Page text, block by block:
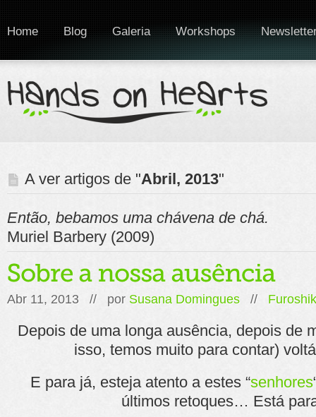
Home Blog Galeria Workshops
A ver artigos de "Abril, 2013"
Então, bebamos uma chávena de chá.
Muriel Barbery (2009)
Abr 11, 2013 // por Susana Domingues //
Depois de uma longa ausência, depois de
isso, temos muito para contar)
E para já, esteja atento a estes “senhores
últimos retoques… Está